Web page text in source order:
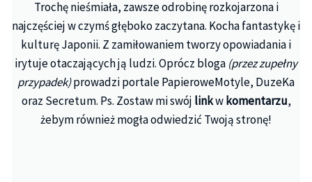
Trochę nieśmiała, zawsze odrobinę rozkojarzona i
najczęściej w czymś głęboko zaczytana. Kocha fantastykę i
kulturę Japonii. Z zamiłowaniem tworzy opowiadania i
irytuje otaczających ją ludzi. Oprócz bloga (przez zupełny
przypadek)prowadzi portale PapieroweMotyle, DuzeKa
oraz Secretum. Ps. Zostaw mi swój linkwkomentarzu,
żebym również mogła odwiedzić Twoją stronę!